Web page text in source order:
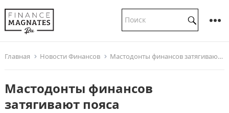
Главная Новости Финансов Мастодонты финансов затягивают пояса
Мастодонты финансов
затягивают пояса